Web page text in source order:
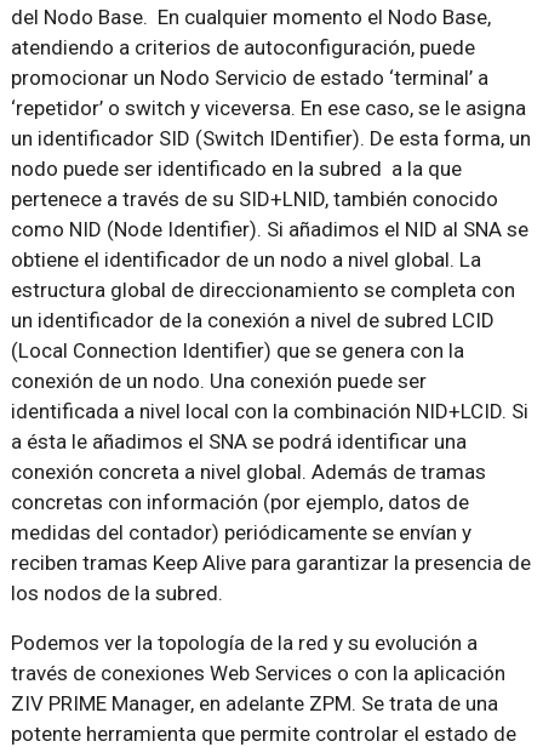
del Nodo Base. En cualquier momento el Nodo Base,
atendiendo a criterios de autoconfiguración, puede
promocionar un Nodo Servicio de estado ‘terminal’ a
‘repetidor’ o switch y viceversa. En ese caso, se le asigna
un identificador SID (Switch IDentifier). De esta forma, un
nodo puede ser identificado en la subred a la que
pertenece a través de su SID+LNID, también conocido
como NID (Node Identifier). Si añadimos el NID al SNA se
obtiene el identificador de un nodo a nivel global. La
estructura global de direccionamiento se completa con
un identificador de la conexión a nivel de subred LCID
(Local Connection Identifier) que se genera con la
conexión de un nodo. Una conexión puede ser
identificada a nivel local con la combinación NID+LCID. Si
a ésta le añadimos el SNA se podrá identificar una
conexión concreta a nivel global. Además de tramas
concretas con información (por ejemplo, datos de
medidas del contador) periódicamente se envían y
reciben tramas Keep Alive para garantizar la presencia de
los nodos de la subred.
Podemos ver la topología de la red y su evolución a
través de conexiones Web Services o con la aplicación
ZIV PRIME Manager, en adelante ZPM. Se trata de una
potente herramienta que permite controlar el estado de